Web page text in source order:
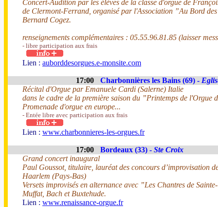
Concert-Audition par les élèves de la classe d'orgue de
de Clermont-Ferrand, organisé par l'Association ”Au Bord
Bernard Cogez.
renseignements complémentaires : 05.55.96.81.85 (laisser
- libre participation aux frais
Lien : auborddesorgues.e-monsite.com
17:00 Charbonnières les Bains (69) -
Récital d'Orgue par Emanuele Cardi (Salerne) Italie
dans le cadre de la première saison du ”Printemps de l'Orgue
Promenade d'orgue en europe...
- Entée libre avec participation aux frais
Lien : www.charbonnieres-les-orgues.fr
17:00 Bordeaux (33) - Ste Croix
Grand concert inaugural
Paul Goussot, titulaire, lauréat des concours d’improvisation
Haarlem (Pays-Bas)
Versets improvisés en alternance avec ”Les Chantres de
Muffat, Bach et Buxtehude.
Lien : www.renaissance-orgue.fr